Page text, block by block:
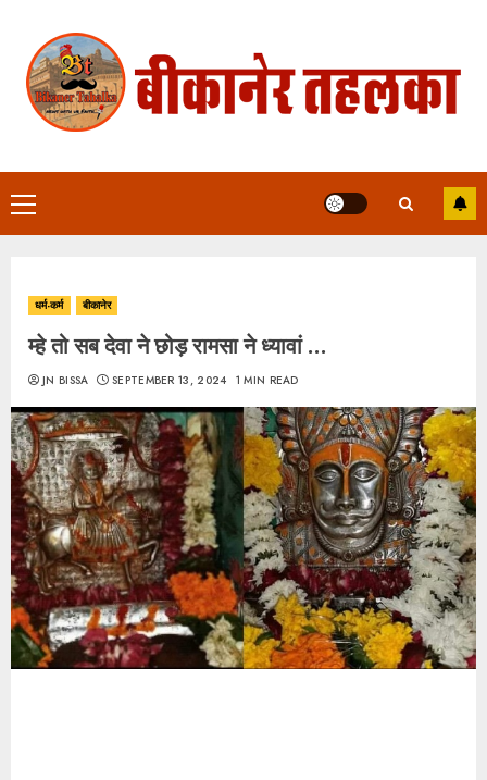
content
Primary
Menu
धर्म-कर्म बीकानेर
म्हे तो सब देवा ने छोड़ रामसा ने ध्यावां …
JN BISSA SEPTEMBER 13, 2024 1 MIN READ